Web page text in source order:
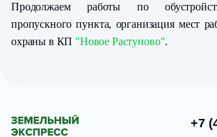
Продолжаем работы по
пропускного пункта, организация мест
охраны в КП "Новое Растуново".
+7